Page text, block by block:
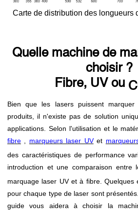
Carte de distribution des longueurs
Quelle machine de
choisir ?
Fibre, UV ou
Bien que les lasers puissent
produits, il n'existe pas de solution
applications. Selon l'utilisation et le
fibre
marqueurs laser UVet
des caractéristiques de performance
introduction et une comparaison entre
marquage laser UV et à fibre. Quelques
pour chaque type de laser sont
guide vous aidera à choisir la